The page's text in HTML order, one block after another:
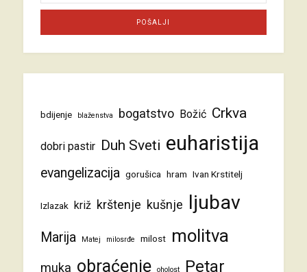
bdijenje blaženstva bogatstvo Božić Crkva
dobri pastir Duh Sveti euharistija
evangelizacija gorušica hram Ivan Krstitelj
Izlazak križ krštenje kušnje ljubav
Marija Matej milosrđe milost molitva
muka obraćenje oholost Petar